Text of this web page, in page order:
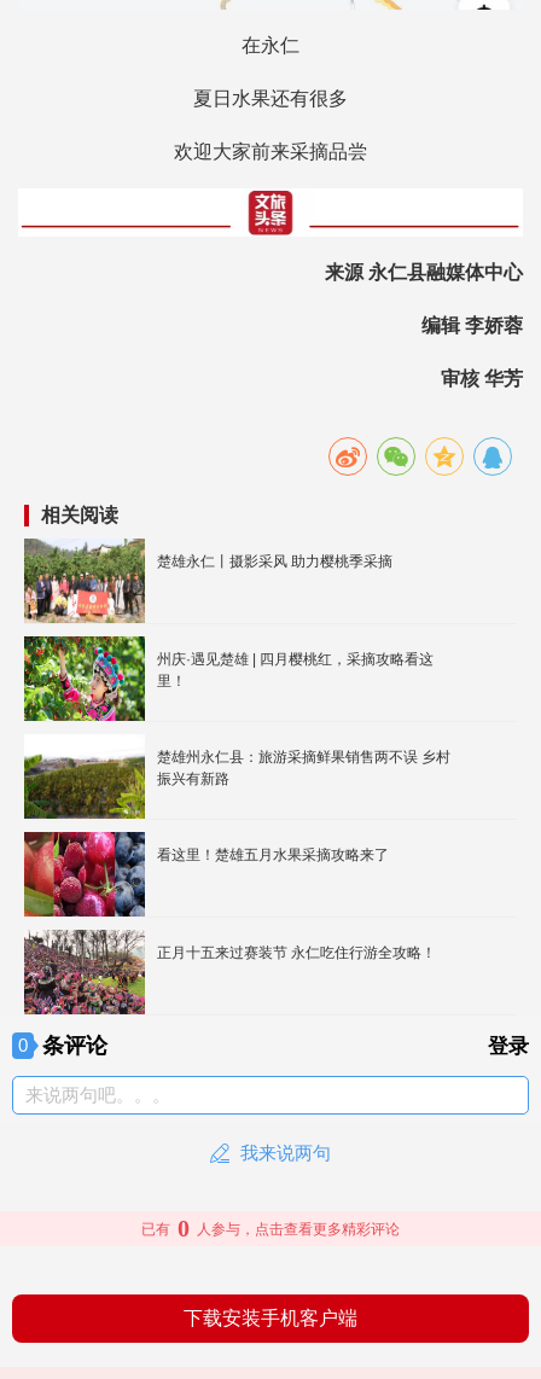
在永仁
夏日水果还有很多
欢迎大家前来采摘品尝
来源 永仁县融媒体中心
编辑 李娇蓉
审核 华芳
相关阅读
楚雄永仁丨摄影采风 助力樱桃季采摘
州庆·遇见楚雄 | 四月樱桃红，采摘攻略看这
里！
楚雄州永仁县：旅游采摘鲜果销售两不误 乡村
振兴有新路
看这里！楚雄五月水果采摘攻略来了
正月十五来过赛装节 永仁吃住行游全攻略！
0 条评论 登录
来说两句吧。。。
我来说两句
已有 0 人参与，点击查看更多精彩评论
下载安装手机客户端